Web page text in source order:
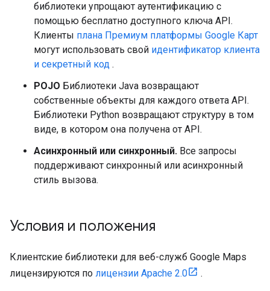
библиотеки упрощают аутентификацию с
помощью бесплатно доступного ключа API.
Клиенты плана Премиум платформы Google Карт
могут использовать свой идентификатор клиента
и секретный код .
POJO Библиотеки Java возвращают
собственные объекты для каждого ответа API.
Библиотеки Python возвращают структуру в том
виде, в котором она получена от API.
Асинхронный или синхронный. Все запросы
поддерживают синхронный или асинхронный
стиль вызова.
Условия и положения
Клиентские библиотеки для веб-служб Google Maps
лицензируются по лицензии Apache 2.0 .